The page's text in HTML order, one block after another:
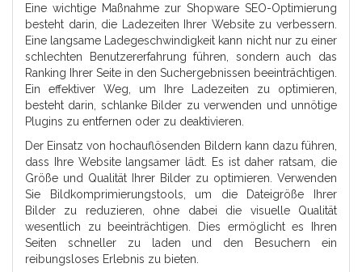
Eine wichtige Maßnahme zur Shopware SEO-Optimierung
besteht darin, die Ladezeiten Ihrer Website zu verbessern.
Eine langsame Ladegeschwindigkeit kann nicht nur zu einer
schlechten Benutzererfahrung führen, sondern auch das
Ranking Ihrer Seite in den Suchergebnissen beeinträchtigen.
Ein effektiver Weg, um Ihre Ladezeiten zu optimieren,
besteht darin, schlanke Bilder zu verwenden und unnötige
Plugins zu entfernen oder zu deaktivieren.
Der Einsatz von hochauflösenden Bildern kann dazu führen,
dass Ihre Website langsamer lädt. Es ist daher ratsam, die
Größe und Qualität Ihrer Bilder zu optimieren. Verwenden
Sie Bildkomprimierungstools, um die Dateigröße Ihrer
Bilder zu reduzieren, ohne dabei die visuelle Qualität
wesentlich zu beeinträchtigen. Dies ermöglicht es Ihren
Seiten schneller zu laden und den Besuchern ein
reibungsloses Erlebnis zu bieten.